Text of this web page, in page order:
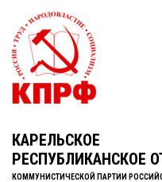
КАРЕЛЬСКОЕ
РЕСПУБЛИКАНСКОЕ
КОММУНИСТИЧЕСКОЙ ПАРТИИ